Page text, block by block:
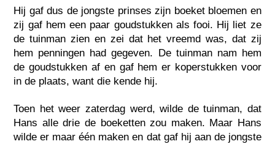
Hij gaf dus de jongste prinses zijn boeket bloemen en
zij gaf hem een paar goudstukken als fooi. Hij liet ze
de tuinman zien en zei dat het vreemd was, dat zij
hem penningen had gegeven. De tuinman nam hem
de goudstukken af en gaf hem er koperstukken voor
in de plaats, want die kende hij.
Toen het weer zaterdag werd, wilde de tuinman, dat
Hans alle drie de boeketten zou maken. Maar Hans
wilde er maar één maken en dat gaf hij aan de jongste